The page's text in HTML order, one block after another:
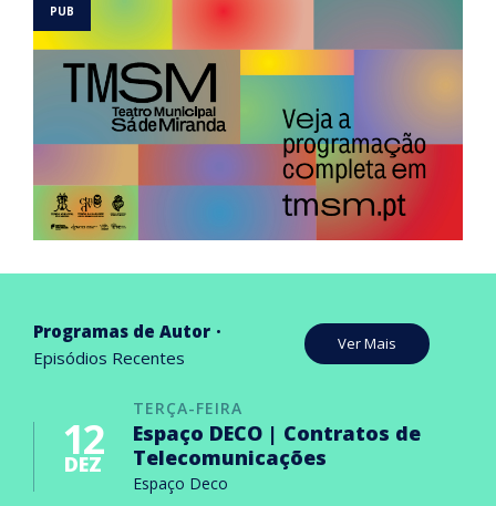
Programas de Autor
Episódios Recentes
Ver Mais
TERÇA-FEIRA
12
DEZ
Espaço DECO | Contratos de
Telecomunicações
Espaço Deco